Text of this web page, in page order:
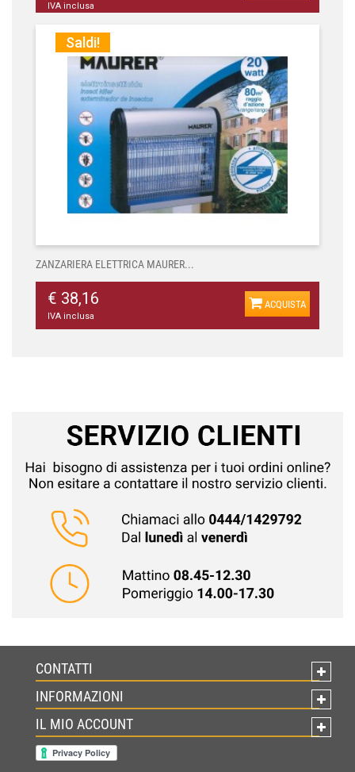
IVA inclusa
Saldi!
ZANZARIERA ELETTRICA MAURER...
€ 38,16
IVA inclusa
ACQUISTA
CONTATTI
INFORMAZIONI
IL MIO ACCOUNT